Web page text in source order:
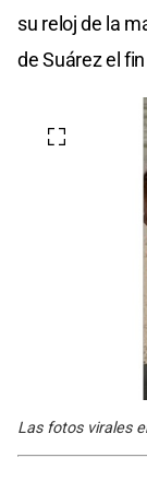
su reloj de la
de Suárez el
Las fotos virales